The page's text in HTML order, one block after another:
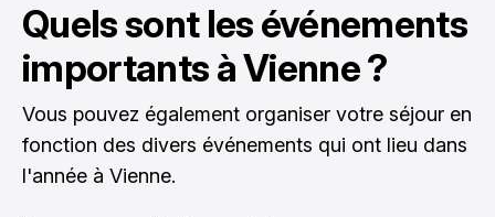
Quels sont les événements
importants à Vienne ?
Vous pouvez également organiser votre séjour en
fonction des divers événements qui ont lieu dans
l'année à Vienne.